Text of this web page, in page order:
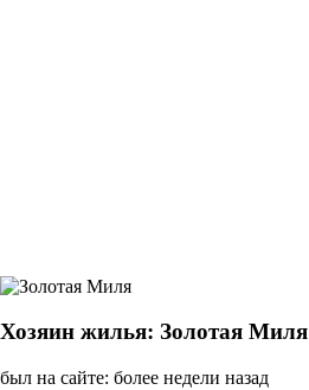
Хозяин жилья: Золотая Миля
был на сайте: более недели назад